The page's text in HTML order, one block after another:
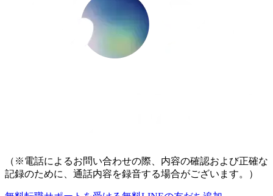
（※電話によるお問い合わせの際、内容の確認および正確な
記録のために、通話内容を録音する場合がございます。）